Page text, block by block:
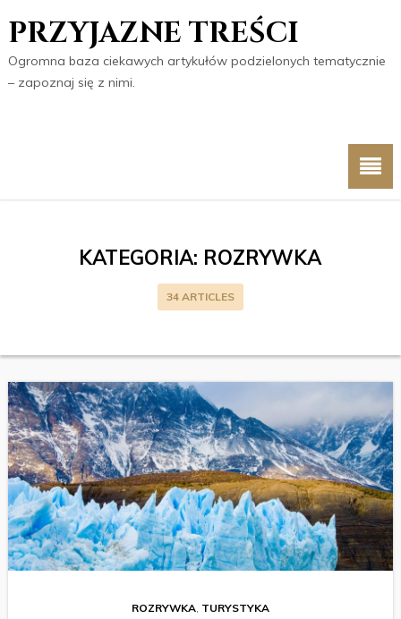
PRZYJAZNE TREŚCI
Ogromna baza ciekawych artykułów podzielonych tematycznie
– zapoznaj się z nimi.
KATEGORIA: ROZRYWKA
34 ARTICLES
ROZRYWKA, TURYSTYKA